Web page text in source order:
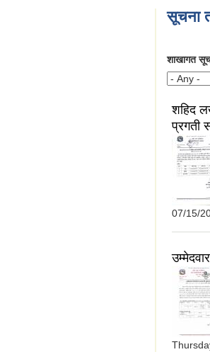
सूचना
शाखागत
शहिद
प्रगती
07/15/